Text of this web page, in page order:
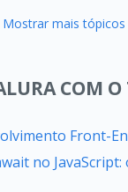
Mostrar mais tópicos
COM
Front-
no